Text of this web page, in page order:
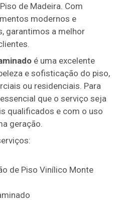
de Madeira. Com
modernos e
garantimos a melhor
é uma excelente
e sofisticação do piso,
ou residenciais. Para
que o serviço seja
qualificados e com o uso
geração.